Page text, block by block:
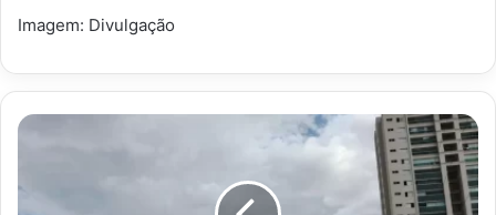
Imagem: Divulgação